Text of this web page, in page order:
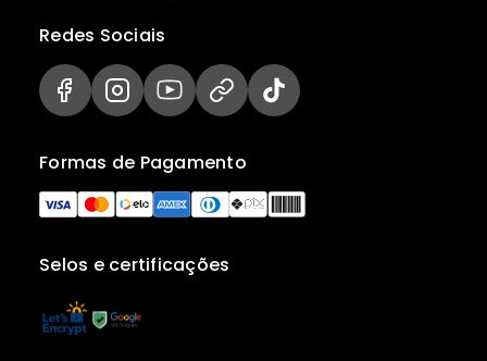
Selos e certificações
Formas de Pagamento
Redes Sociais